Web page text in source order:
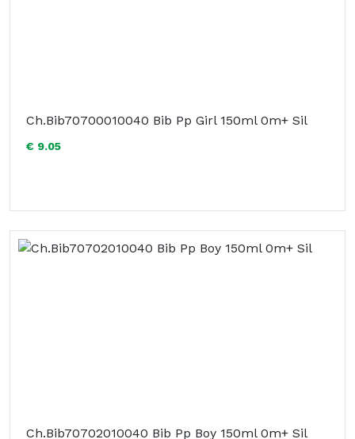
Ch.Bib70700010040 Bib Pp Girl 150ml 0m+ Sil
€ 9.05
Ch.Bib70702010040 Bib Pp Boy 150ml 0m+ Sil